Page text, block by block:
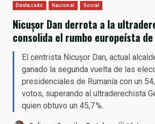
Destacado Nacional Social
Nicușor Dan derrota a la
consolida el rumbo europeísta
El centrista Nicușor Dan, actual
ganado la segunda vuelta de las
presidenciales de Rumanía con un
votos, superando al ultraderechista
quien obtuvo un 45,7 %.